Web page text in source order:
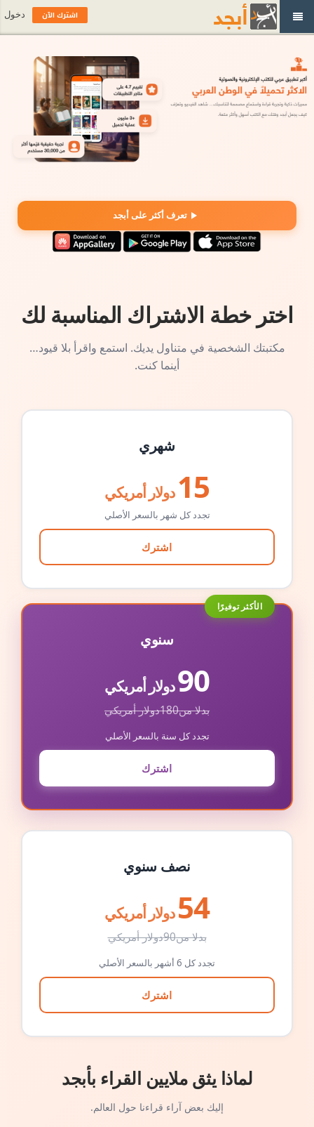
تعرف أكثر على أبجد
اختر خطة الاشتراك المناسبة لك
مكتبتك الشخصية في متناول يديك. استمع واقرأ بلا قيود…
أينما كنت.
شهري
15 دولار أمريكي
تجدد كل شهر بالسعر الأصلي
اشترك
الأكثر توفيرًا
سنوي
90دولار أمريكي
بدلا من180دولار أمريكي
تجدد كل سنة بالسعر الأصلي
اشترك
نصف سنوي
54 دولار أمريكي
بدلا من90دولار أمريكي
تجدد كل 6 أشهر بالسعر الأصلي
اشترك
لماذا يثق ملايين القراء بأبجد
إليك بعض آراء قراءنا حول العالم.
اشترك الآن دخول